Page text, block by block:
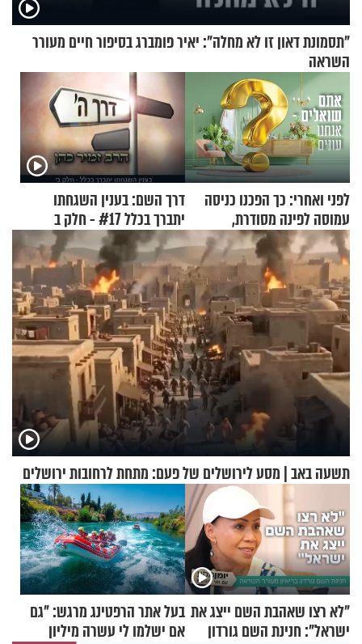
"תסמונת דאון זו לא מחלה": יאיר פומברג בסיפור חיים מעורר
השראה
לפני ואחרי: כך הפכנו כניסה
עמוסה לפינה מסודרת,
שימושית ומזמינה
דרך השם: בענין השגחתו
יתברך בכלל #17 - חלק ב
תשעה באב | מסע לירושלים של פעם: מתחת לרחובות ירושלים
"לא רצו שאהבת השם ייצג את
ישראל": חנינת השם גורדון
בעל אתר הרפטינג מרגש: "גם
אם ישלמו לי עשרה מיליון